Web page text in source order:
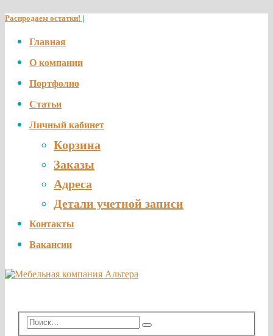
Распродаем остатки! |
Главная
О компании
Портфолио
Статьи
Личный кабинет
Корзина
Заказы
Адреса
Детали учетной записи
Контакты
Вакансии